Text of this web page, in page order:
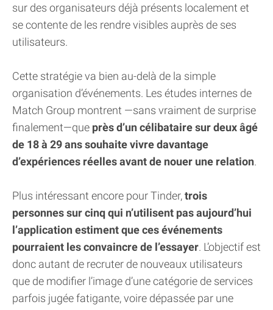
sur des organisateurs déjà présents localement et
se contente de les rendre visibles auprès de ses
utilisateurs.
Cette stratégie va bien au-delà de la simple
organisation d’événements. Les études internes de
Match Group montrent —sans vraiment de surprise
finalement—que près d’un célibataire sur deux âgé
de 18 à 29 ans souhaite vivre davantage
d’expériences réelles avant de nouer une relation.
Plus intéressant encore pour Tinder,trois
personnes sur cinq qui n’utilisent pas aujourd’hui
l’application estiment que ces événements
pourraient les convaincre de l’essayer. L’objectif est
donc autant de recruter de nouveaux utilisateurs
que de modifier l’image d’une catégorie de services
parfois jugée fatigante, voire dépassée par une